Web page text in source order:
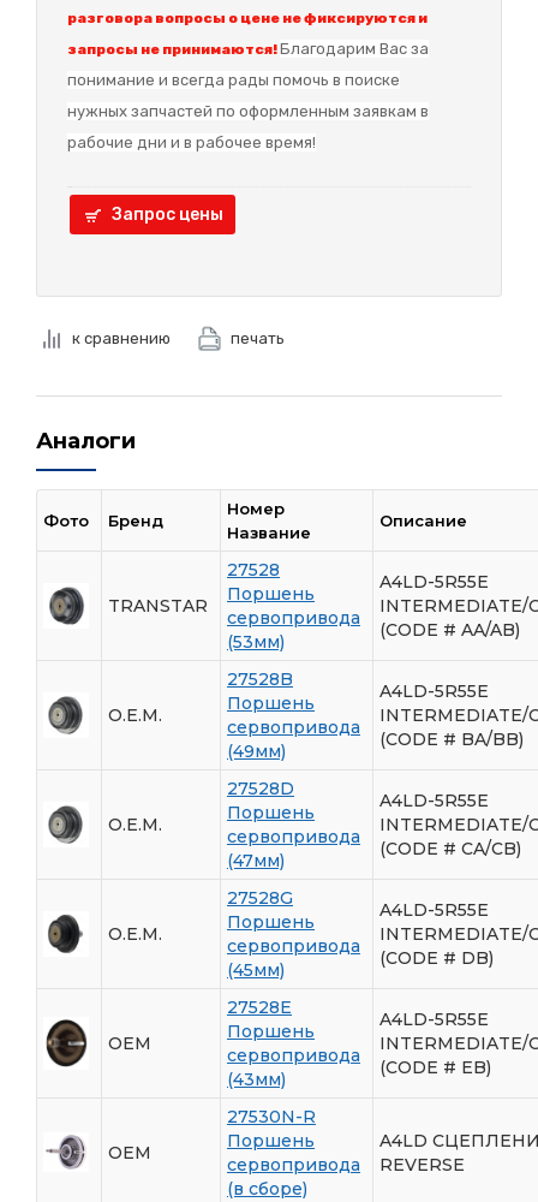
разговора вопросы о цене не фиксируются и
запросы не принимаются!Благодарим Вас за
понимание и всегда рады помочь в поиске
нужных запчастей по оформленным заявкам в
рабочие дни и в рабочее время!
Запрос цены
к сравнению печать
Аналоги
Фото Бренд
Номер
Название
Описание
TRANSTAR
27528
Поршень
сервопривода
(53мм)
A4LD-5R55E
INTERMEDIATE/
(CODE # AA/AB)
O.E.M.
27528B
Поршень
сервопривода
(49мм)
A4LD-5R55E
INTERMEDIATE/
(CODE # BA/BB)
O.E.M.
27528D
Поршень
сервопривода
(47мм)
A4LD-5R55E
INTERMEDIATE/
(CODE # CA/CB)
O.E.M.
27528G
Поршень
сервопривода
(45мм)
A4LD-5R55E
INTERMEDIATE/
(CODE # DB)
OEM
27528E
Поршень
сервопривода
(43мм)
A4LD-5R55E
INTERMEDIATE/
(CODE # EB)
OEM
27530N-R
Поршень
сервопривода
(в сборе)
A4LD
REVERSE